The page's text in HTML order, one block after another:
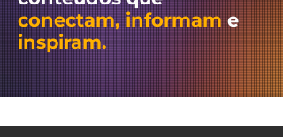
conectam, informame
inspiram.